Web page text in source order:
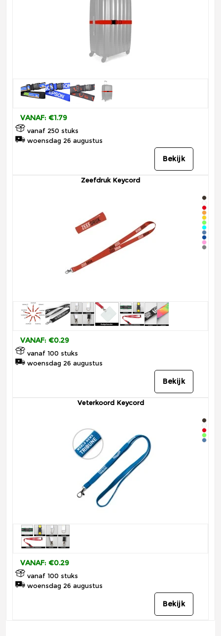
VANAF: €1.79
vanaf 250 stuks
woensdag 26 augustus
Bekijk
Zeefdruk Keycord
VANAF: €0.29
vanaf 100 stuks
woensdag 26 augustus
Bekijk
Veterkoord Keycord
VANAF: €0.29
vanaf 100 stuks
woensdag 26 augustus
Bekijk